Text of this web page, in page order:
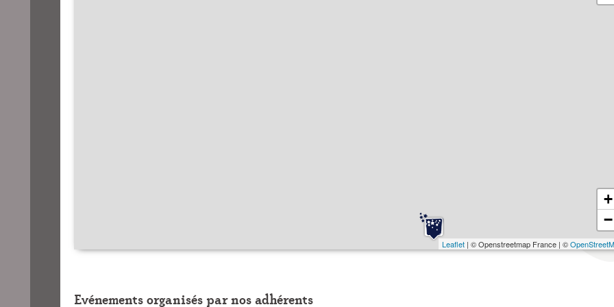
+
−
Leaflet| © Openstreetmap France | ©
Evénements organisés par nos adhérents